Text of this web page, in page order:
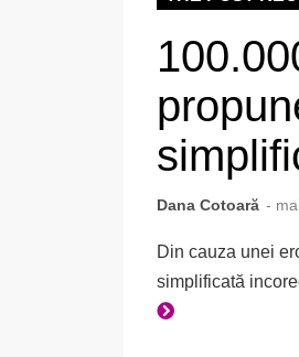
Dana Cotoară -
Din cauza unei
simplificată